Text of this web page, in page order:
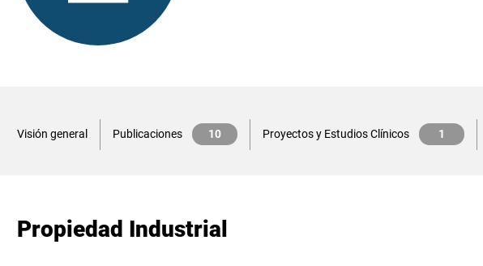
Visión general Publicaciones 10 Proyectos y Estudios Clínicos 1
Propiedad Industrial